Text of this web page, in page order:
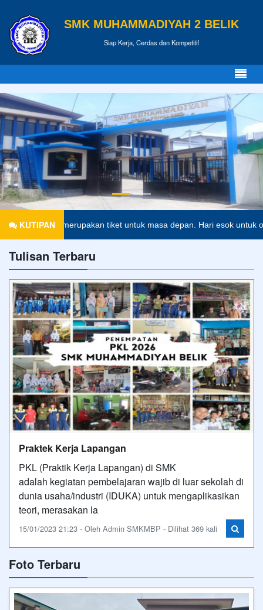
SMK MUHAMMADIYAH 2 BELIK
Siap Kerja, Cerdas dan Kompetitif
KUTIPAN
merupakan tiket untuk masa depan. Hari esok untuk orang-
Tulisan Terbaru
Praktek Kerja Lapangan
PKL (Praktik Kerja Lapangan) di SMK
adalah kegiatan pembelajaran wajib di luar sekolah di
dunia usaha/industri (IDUKA) untuk mengaplikasikan
teori, merasakan la
15/01/2023 21:23 - Oleh Admin SMKMBP - Dilihat 369 kali
Foto Terbaru